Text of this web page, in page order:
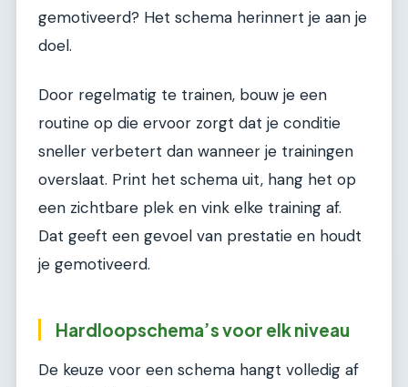
gemotiveerd? Het schema herinnert je aan je
doel.
Door regelmatig te trainen, bouw je een
routine op die ervoor zorgt dat je conditie
sneller verbetert dan wanneer je trainingen
overslaat. Print het schema uit, hang het op
een zichtbare plek en vink elke training af.
Dat geeft een gevoel van prestatie en houdt
je gemotiveerd.
Hardloopschema’s voor elk niveau
De keuze voor een schema hangt volledig af